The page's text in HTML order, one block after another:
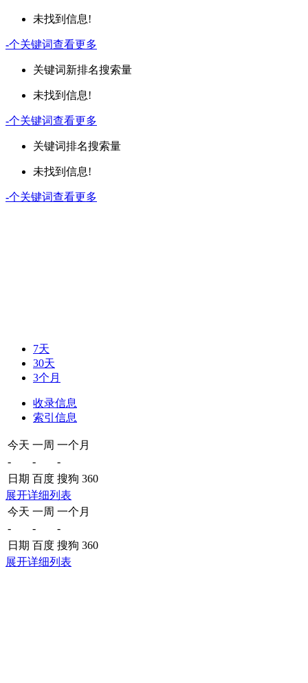
未找到信息!
-个关键词查看更多
关键词新排名搜索量
未找到信息!
-个关键词查看更多
关键词排名搜索量
未找到信息!
-个关键词查看更多
7天
30天
3个月
收录信息
索引信息
今天 一周 一个月
-
-
-
日期 百度 搜狗 360
展开详细列表
今天 一周 一个月
-
-
-
日期 百度 搜狗 360
展开详细列表